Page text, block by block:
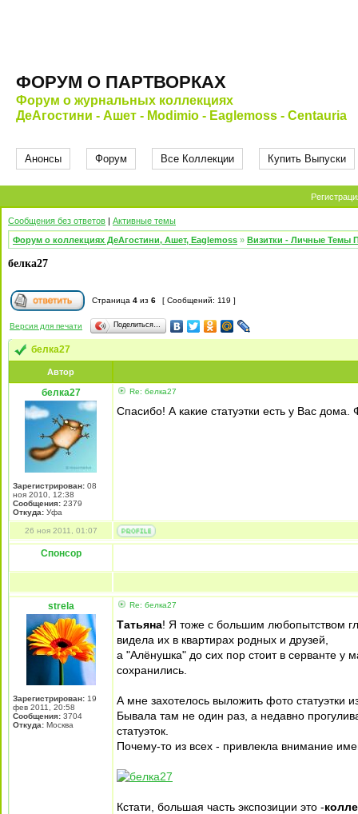
ФОРУМ О ПАРТВОРКАХ
Форум о журнальных коллекциях
ДеАгостини - Ашет - Modimio - Eaglemoss - Centauria
Анонсы Форум Все Коллекции Купить Выпуски
Сообщения без ответов | Активные темы
Форум о коллекциях ДеАгостини, Ашет, Eaglemoss » Визитки - Личные Темы
белка27
Страница 4 из 6 [ Сообщений: 119 ]
Версия для печати Поделиться…
белка27
Автор
белка27
Зарегистрирован: 08
ноя 2010, 12:38
Сообщения: 2379
Откуда: Уфа
Re: белка27
Спасибо! А какие статуэтки есть у Вас
26 ноя 2011, 01:07
Спонсор
strela
Зарегистрирован: 19
фев 2011, 20:58
Сообщения: 3704
Откуда: Москва
Re: белка27
Татьяна! Я тоже с большим любопытством
видела их в квартирах родных и друзей,
а "Алёнушка" до сих пор стоит в серванте
сохранились.
А мне захотелось выложить фото статуэтки
Бывала там не один раз, а недавно
статуэток.
Почему-то из всех - привлекла внимание
Кстати, большая часть экспозиции это -